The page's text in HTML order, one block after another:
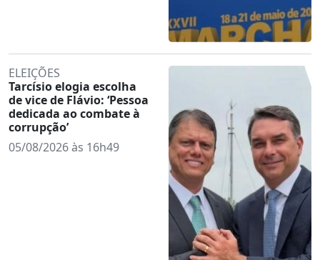
ELEIÇÕES
Tarcísio elogia escolha
de vice de Flávio: ‘Pessoa
dedicada ao combate à
corrupção’
05/08/2026 às 16h49